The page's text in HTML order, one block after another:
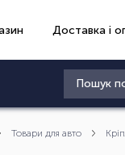
Доставка і
Товари для авто